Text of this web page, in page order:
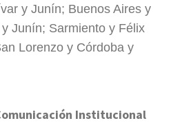
y Junín; Buenos Aires y
Junín; Sarmiento y Félix
Lorenzo y Córdoba y
Institucional